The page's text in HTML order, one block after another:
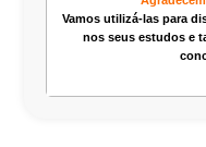
Vamos utilizá-las para
nos seus estudos e